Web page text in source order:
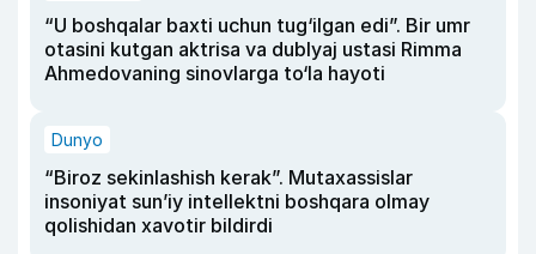
“U boshqalar baxti uchun tug‘ilgan edi”. Bir umr
otasini kutgan aktrisa va dublyaj ustasi Rimma
Ahmedovaning sinovlarga to‘la hayoti
Dunyo
“Biroz sekinlashish kerak”. Mutaxassislar
insoniyat sun’iy intellektni boshqara olmay
qolishidan xavotir bildirdi